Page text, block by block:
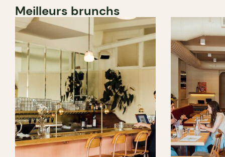
Meilleurs brunchs